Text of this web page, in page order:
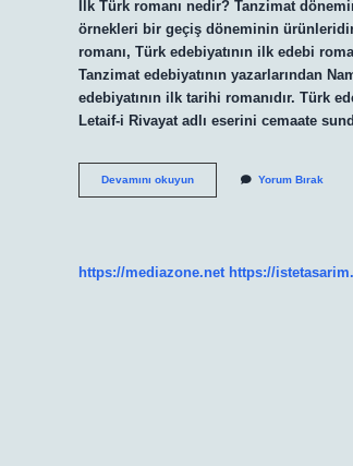
İlk Türk romanı nedir? Tanzimat
örnekleri bir geçiş döneminin
romanı, Türk edebiyatının ilk edebi
Tanzimat edebiyatının yazarlarından
edebiyatının ilk tarihi romanıdır. Türk
Letaif-i Rivayat adlı eserini cemaate
Devamını okuyunIlk
Türk
Yorum Bırak
https://mediazone.net https://